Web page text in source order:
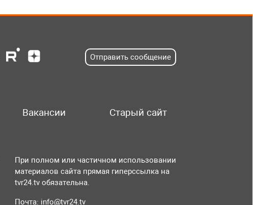
Отправить сообщение
Вакансии Старый сайт
При полном или частичном использовании
материалов сайта прямая гиперссылка на
tvr24.tv обязательна.
Почта: info@tvr24.tv